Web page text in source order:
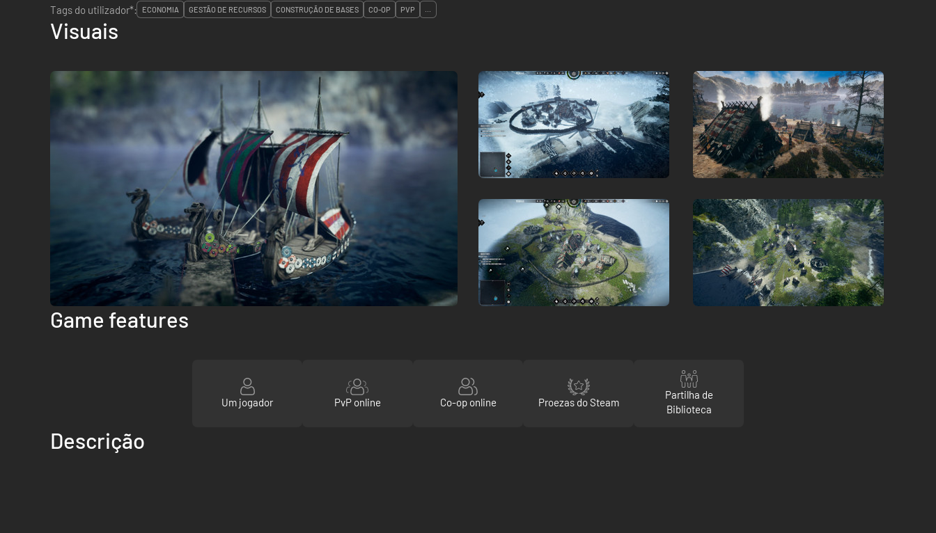
Tags do utilizador*:
ECONOMIA GESTÃO DE RECURSOS CONSTRUÇÃO DE BASES CO-OP PVP ...
Visuais
Game features
Um jogador PvP online Co-op online Proezas do Steam
Partilha de
Biblioteca
Descrição